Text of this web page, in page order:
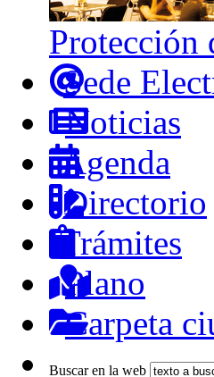
Protección
Sede
Noticias
Agenda
Directorio
Trámites
Plano
Carpeta
Buscar en la web